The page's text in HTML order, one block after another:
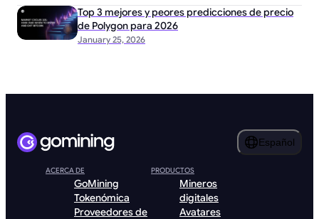
January 25, 2026
Top 3 mejores y peores predicciones de precio
de Polygon para 2026
Español
ACERCA DE
GoMining
Tokenómica
Proveedores de
PRODUCTOS
Mineros
digitales
Avatares